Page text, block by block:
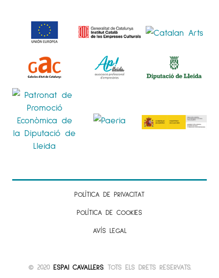
POLÍTICA DE PRIVACITAT
POLÍTICA DE COOKIES
AVÍS LEGAL
© 2020 ESPAI CAVALLERS. TOTS ELS DRETS RESERVATS.